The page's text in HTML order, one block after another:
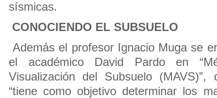
sísmicas.
CONOCIENDO EL SUBSUELO
Además el profesor Ignacio Muga se
el académico David Pardo en
Visualización del Subsuelo
“tiene como objetivo determinar los